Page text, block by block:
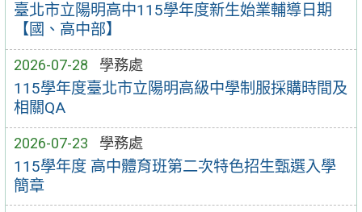
臺北市立陽明高中115學年度新生始業輔導日期
【國、高中部】
2026-07-28 學務處
115學年度臺北市立陽明高級中學制服採購時間及
相關QA
2026-07-23 學務處
115學年度 高中體育班第二次特色招生甄選入學
簡章